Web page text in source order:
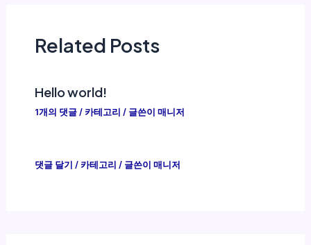
Related Posts
Hello world!
1개의 댓글 / 카테고리 / 글쓴이 매니저
댓글 달기 / 카테고리 / 글쓴이 매니저